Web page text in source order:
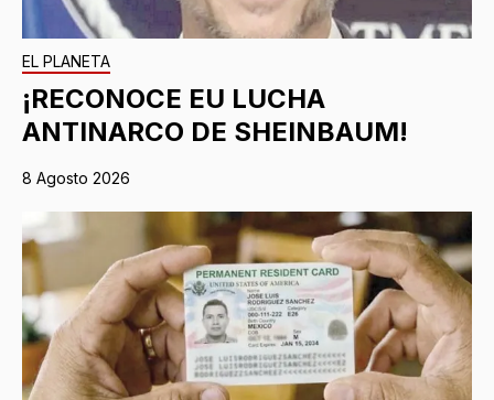
EL PLANETA
¡RECONOCE EU LUCHA
ANTINARCO DE SHEINBAUM!
8 Agosto 2026